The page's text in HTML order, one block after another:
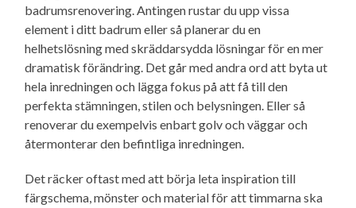
badrumsrenovering. Antingen rustar du upp vissa
element i ditt badrum eller så planerar du en
helhetslösning med skräddarsydda lösningar för en mer
dramatisk förändring. Det går med andra ord att byta ut
hela inredningen och lägga fokus på att få till den
perfekta stämningen, stilen och belysningen. Eller så
renoverar du exempelvis enbart golv och väggar och
återmonterar den befintliga inredningen.
Det räcker oftast med att börja leta inspiration till
färgschema, mönster och material för att timmarna ska